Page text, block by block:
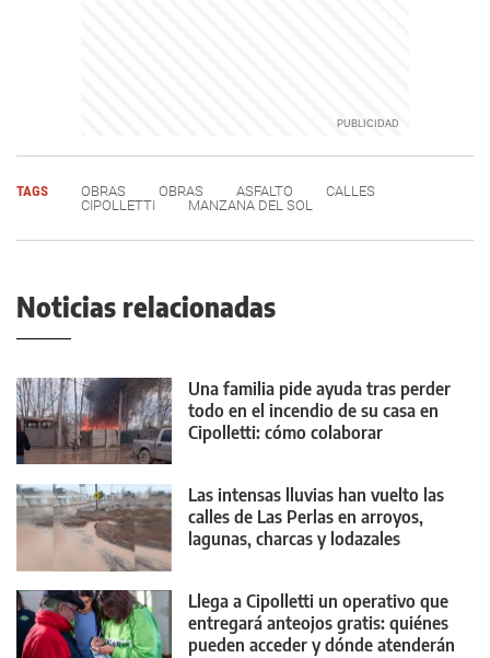
TAGS OBRAS OBRAS ASFALTO
CALLES
CIPOLLETTI
MANZANA DEL SOL
Noticias relacionadas
Una familia pide ayuda tras perder
todo en el incendio de su casa en
Cipolletti: cómo colaborar
Las intensas lluvias han vuelto las
calles de Las Perlas en arroyos,
lagunas, charcas y lodazales
Llega a Cipolletti un operativo que
entregará anteojos gratis: quiénes
pueden acceder y dónde atenderán